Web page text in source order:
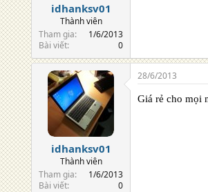
idhanksv01
Thành viên
Tham gia
1/6/2013
Bài viết
0
idhanksv01
Thành viên
Tham gia
1/6/2013
Bài viết
0
28/6/2013
Giá rẻ cho mọi